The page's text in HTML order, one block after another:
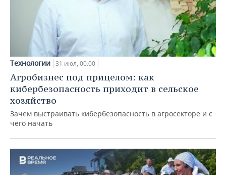
Технологии 31 июл, 00:00
Агробизнес под прицелом: как
кибербезопасность приходит в сельское
хозяйство
Зачем выстраивать кибербезопасность в агросекторе и с
чего начать